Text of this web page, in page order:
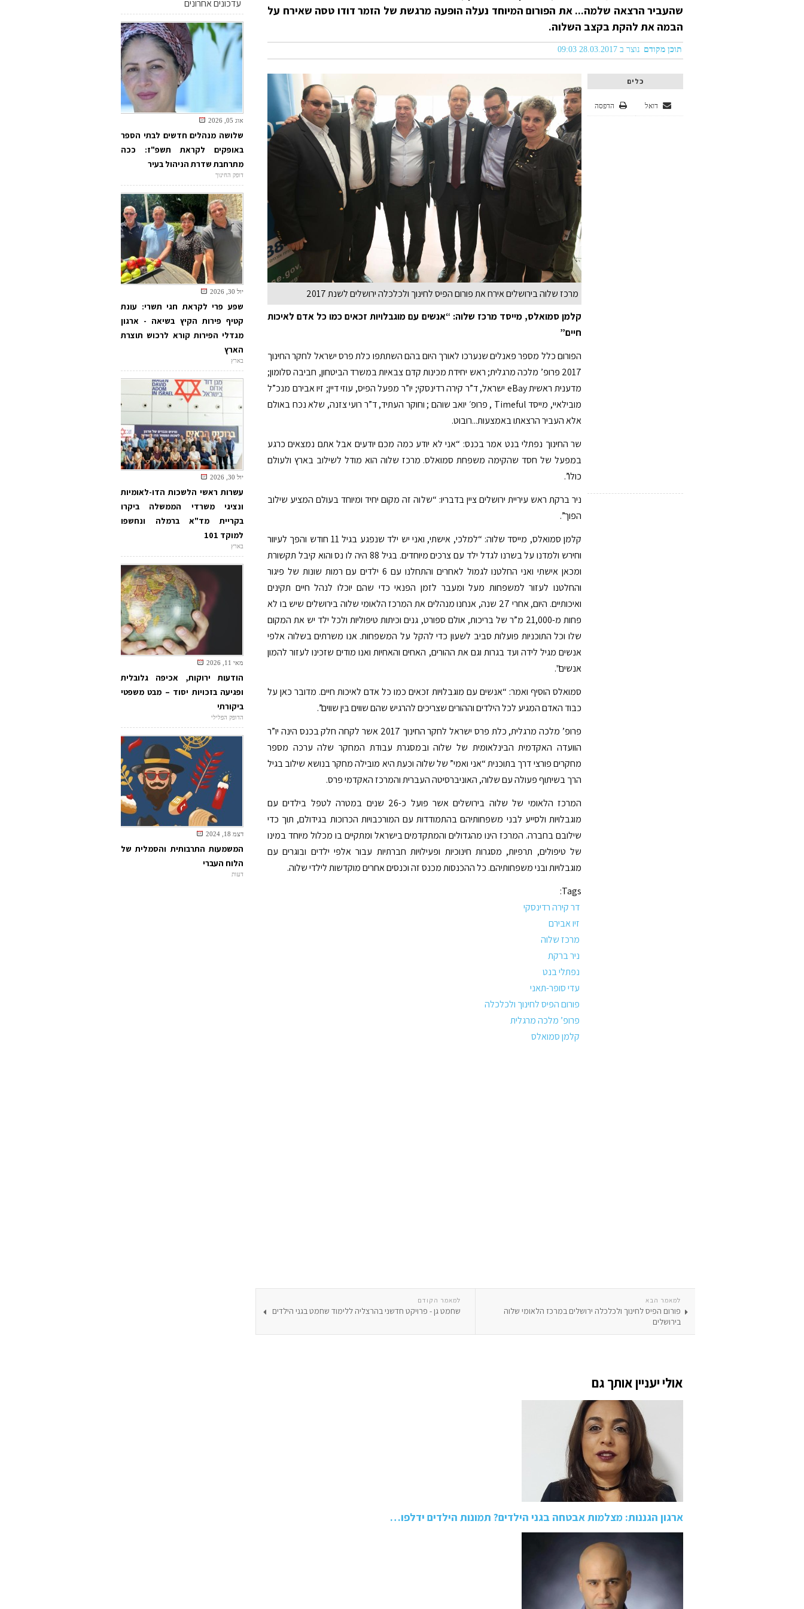
שהעביר הרצאה שלמה... את הפורום המיוחד נעלה הופעה מרגשת של הזמר דודו טסה שאירח על
הבמה את להקת בקצב השלוה.
תוכן מקודם נוצר ב 28.03.2017 09:03
כלים
הדפסה דואל
מרכז שלוה בירושלים אירח את פורום הפיס לחינוך ולכלכלה ירושלים לשנת 2017
קלמן סמואלס, מייסד מרכז שלוה: “אנשים עם מוגבלויות זכאים כמו כל אדם לאיכות
חיים”
הפורום כלל מספר פאנלים שנערכו לאורך היום בהם השתתפו כלת פרס ישראל לחקר החינוך
2017 פרופ’ מלכה מרגלית; ראש יחידת מכינות קדם צבאיות במשרד הביטחון, חביבה סלומון;
מדענית ראשית eBay ישראל, ד”ר קירה רדינסקי; יו”ר מפעל הפיס, עוזי דיין; זיו אבירם מנכ”ל
מובילאיי, מייסד Timeful , פרופ׳ יואב שוהם ; וחוקר העתיד, ד”ר רועי צזנה, שלא נכח באולם
אלא העביר הרצאתו באמצעות...רובוט.
שר החינוך נפתלי בנט אמר בכנס: “אני לא יודע כמה מכם יודעים אבל אתם נמצאים כרגע
במפעל של חסד שהקימה משפחת סמואלס. מרכז שלוה הוא מודל לשילוב בארץ ולעולם
כולו”.
ניר ברקת ראש עיריית ירושלים ציין בדבריו: “שלוה זה מקום יחיד ומיוחד בעולם המציע שילוב
הפוך”.
קלמן סמואלס, מייסד שלוה: “למלכי, אישתי, ואני יש ילד שנפגע בגיל 11 חודש והפך לעיוור
וחירש ולמדנו על בשרנו לגדל ילד עם צרכים מיוחדים. בגיל 88 היה לו נס והוא קיבל תקשורת
ומכאן אישתי ואני החלטנו לגמול לאחרים והתחלנו עם 6 ילדים עם רמות שונות של פיגור
והחלטנו לעזור למשפחות מעל ומעבר לזמן הפנאי כדי שהם יוכלו לנהל חיים תקינים
ואיכותיים. היום, אחרי 27 שנה, אנחנו מנהלים את המרכז הלאומי שלוה בירושלים שיש בו לא
פחות מ-21,000 מ”ר של בריכות, אולם ספורט, גנים וכיתות טיפוליות ולכל ילד יש את המקום
שלו וכל התוכניות פועלות סביב לשעון כדי להקל על המשפחות. אנו משרתים בשלוה אלפי
אנשים מגיל לידה ועד בגרות וגם את ההורים, האחים והאחיות ואנו מודים שזכינו לעזור להמון
אנשים".
סמואלס הוסיף ואמר: “אנשים עם מוגבלויות זכאים כמו כל אדם לאיכות חיים. מדובר כאן על
כבוד האדם המגיע לכל הילדים וההורים שצריכים להרגיש שהם שווים בין שווים”.
פרופ’ מלכה מרגלית, כלת פרס ישראל לחקר החינוך 2017 אשר לקחה חלק בכנס הינה יו”ר
הוועדה האקדמית הבינלאומית של שלוה ובמסגרת עבודת המחקר שלה ערכה מספר
מחקרים פורצי דרך בתוכנית “אני ואמי” של שלוה וכעת היא מובילה מחקר בנושא שילוב בגיל
הרך בשיתוף פעולה עם שלוה, האוניברסיטה העברית והמרכז האקדמי פרס.
המרכז הלאומי של שלוה בירושלים אשר פועל כ-26 שנים במטרה לטפל בילדים עם
מוגבלויות ולסייע לבני משפחותיהם בהתמודדות עם המורכבויות הכרוכות בגידולם, תוך כדי
שילובם בחברה. המרכז הינו מהגדולים והמתקדמים בישראל ומתקיים בו מכלול מיוחד במינו
של טיפולים, תרפיות, מסגרות חינוכיות ופעילויות חברתיות עבור אלפי ילדים ובוגרים עם
מוגבלויות ובני משפחותיהם. כל ההכנסות מכנס זה וכנסים אחרים מוקדשות לילדי שלוה.
Tags:
דר קירה רדינסקי
זיו אבירם
מרכז שלוה
ניר ברקת
נפתלי בנט
עדי סופר-תאני
פורום הפיס לחינוך ולכלכלה
פרופ’ מלכה מרגלית
קלמן סמואלס
למאמר הקודם
שחמט גן - פרויקט חדשני בהרצליה ללימוד שחמט בגני הילדים
למאמר הבא
פורום הפיס לחינוך ולכלכלה ירושלים במרכז הלאומי שלוה
בירושלים
אולי יעניין אותך גם
ארגון הגננות: מצלמות אבטחה בגני הילדים? תמונות הילדים ידלפו…
עדכונים אחרונים
אוג 05, 2026
שלושה מנהלים חדשים לבתי הספר
באופקים לקראת תשפ"ז: ככה
מתרחבת שדרת הניהול בעיר
דופק החינוך
יול 30, 2026
שפע פרי לקראת חגי תשרי: עונת
קטיף פירות הקיץ בשיאה - ארגון
מגדלי הפירות קורא לרכוש תוצרת
הארץ
בארץ
יול 30, 2026
עשרות ראשי הלשכות הדו-לאומיות
ונציגי משרדי הממשלה ביקרו
בקריית מד"א ברמלה ונחשפו
למוקד 101
בארץ
מאי 11, 2026
הודעות ירוקות, אכיפה גלובלית
ופגיעה בזכויות יסוד – מבט משפטי
ביקורתי
הדופק הפלילי
דצמ 18, 2024
המשמעות התרבותית והסמלית של
הלוח העברי
דעות